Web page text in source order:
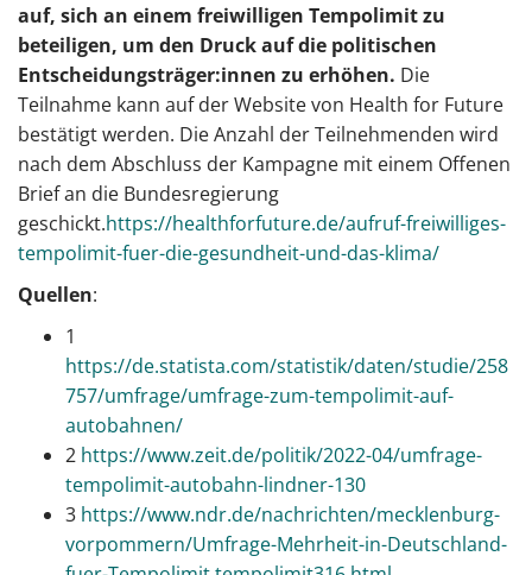
auf, sich an einem freiwilligen Tempolimit zu
beteiligen, um den Druck auf die politischen
Entscheidungsträger:innen zu erhöhen. Die
Teilnahme kann auf der Website von Health for Future
bestätigt werden. Die Anzahl der Teilnehmenden wird
nach dem Abschluss der Kampagne mit einem Offenen
Brief an die Bundesregierung
geschickt.https://healthforfuture.de/aufruf-freiwilliges-
tempolimit-fuer-die-gesundheit-und-das-klima/
Quellen:
1
https://de.statista.com/statistik/daten/studie/258
757/umfrage/umfrage-zum-tempolimit-auf-
autobahnen/
2 https://www.zeit.de/politik/2022-04/umfrage-
tempolimit-autobahn-lindner-130
3 https://www.ndr.de/nachrichten/mecklenburg-
vorpommern/Umfrage-Mehrheit-in-Deutschland-